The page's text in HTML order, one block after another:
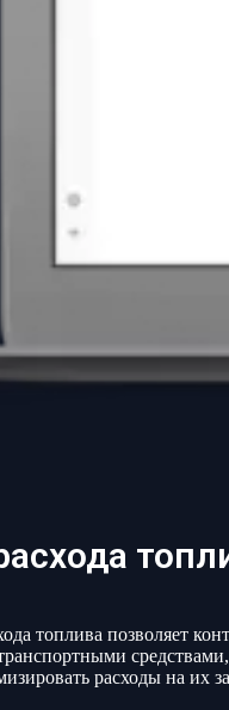
топлива позволяет
средствами,
расходы на их